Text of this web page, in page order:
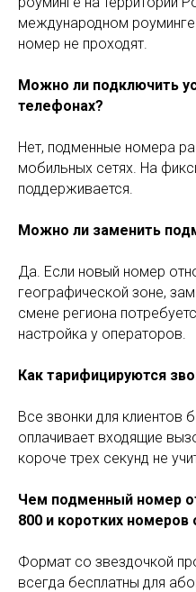
международном
номер не проходят.
Можно ли подключить
телефонах?
Нет, подменные номера
мобильных сетях. На
поддерживается.
Можно ли заменить
Да. Если новый номер
географической зоне,
смене региона
настройка у операторов.
Как тарифицируются
Все звонки для клиентов
оплачивает входящие
короче трех секунд не
Чем подменный номер
800 и коротких номеров
Формат со звездочкой
всегда бесплатны для